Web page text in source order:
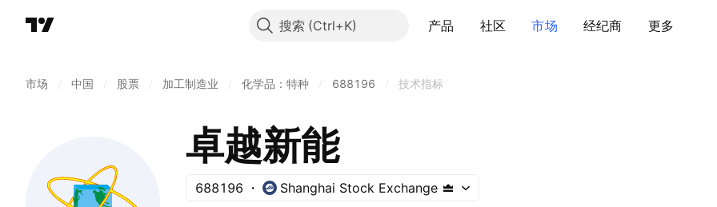
搜索 产品 社区 市场 经纪商 更多
市场 中国 股票 加工制造业 化学品：特种 688196 技术指标
卓越新能
688196 Shanghai Stock Exchange